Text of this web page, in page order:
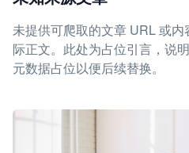
未提供可爬取的文章 URL 或
际正文。此处为占位引言，说
元数据占位以便后续替换。